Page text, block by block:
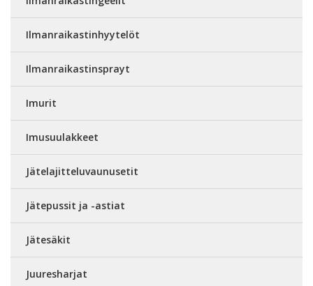
Ilmanraikastinhyytelöt
Ilmanraikastinsprayt
Imurit
Imusuulakkeet
Jätelajitteluvaunusetit
Jätepussit ja -astiat
Jätesäkit
Juuresharjat